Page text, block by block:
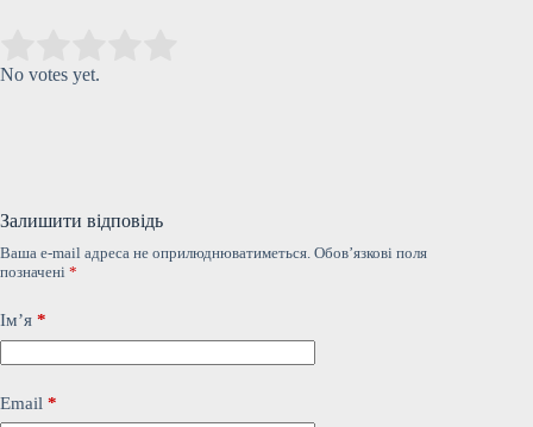
No votes yet.
Залишити відповідь
Ваша e-mail адреса не оприлюднюватиметься. Обов’язкові поля
позначені *
Ім’я *
Email *